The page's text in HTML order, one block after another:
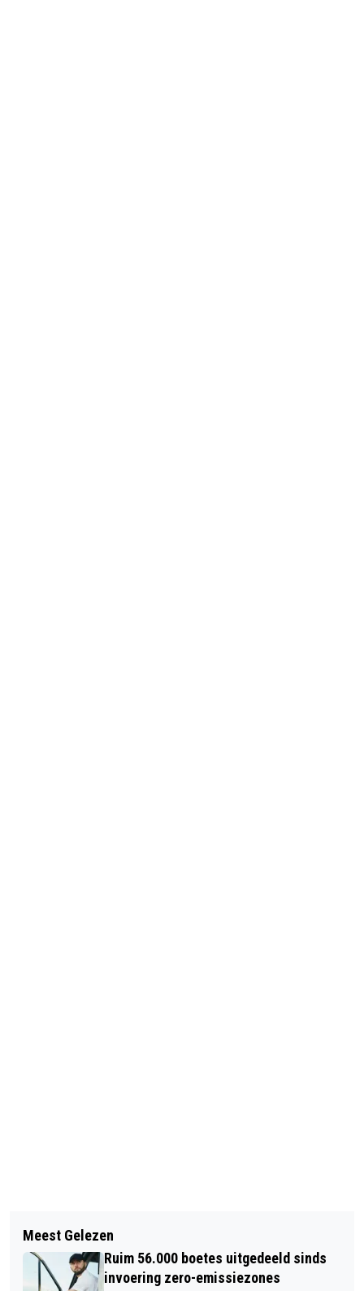
LANGE FILES NA ONGELUKKEN IN
DRUKKE OCHTENDSPITS
TIEN DODEN BIJ INSTORTEN
FLATGEBOUW
Meest Gelezen
Ruim 56.000 boetes uitgedeeld sinds
invoering zero-emissiezones